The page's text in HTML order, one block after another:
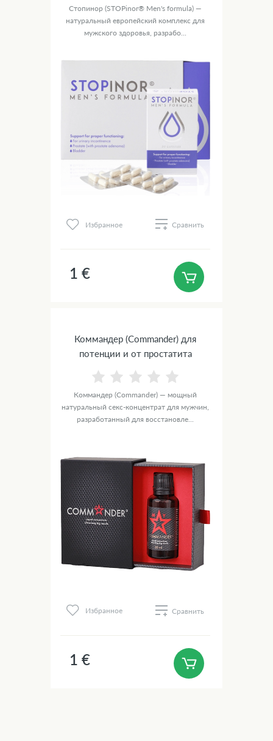
Стопинор (STOPinor® Men's formula) —
натуральный европейский комплекс для
мужского здоровья, разрабо...
Избранное Сравнить
1 €
Коммандер (Commander) для
потенции и от простатита
Коммандер (Commander) — мощный
натуральный секс-концентрат для мужчин,
разработанный для восстановле...
Избранное Сравнить
1 €